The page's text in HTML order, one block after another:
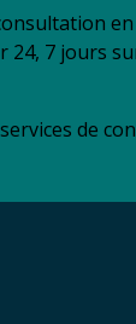
24, 7 jours
de